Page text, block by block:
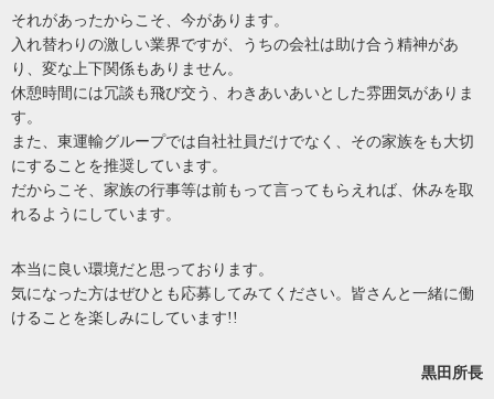
それがあったからこそ、今があります。
入れ替わりの激しい業界ですが、うちの会社は助け合う精神があ
り、変な上下関係もありません。
休憩時間には冗談も飛び交う、わきあいあいとした雰囲気がありま
す。
また、東運輸グループでは自社社員だけでなく、その家族をも大切
にすることを推奨しています。
だからこそ、家族の行事等は前もって言ってもらえれば、休みを取
れるようにしています。
本当に良い環境だと思っております。
気になった方はぜひとも応募してみてください。皆さんと一緒に働
けることを楽しみにしています!!
黒田所長